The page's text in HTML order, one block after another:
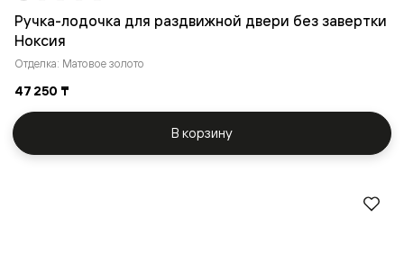
Ручка-лодочка для раздвижной двери без завертки
Ноксия
Отделка: Матовое золото
47 250 ₸
В корзину